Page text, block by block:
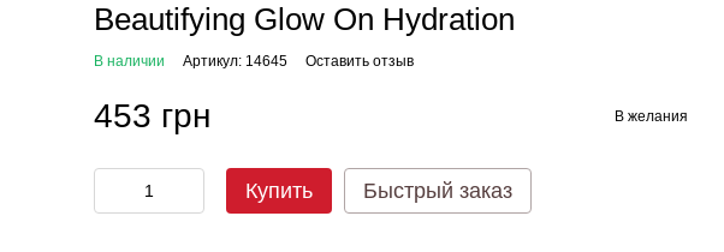
Beautifying Glow On Hydration
В наличии Артикул: 14645 Оставить отзыв
453 грн В желания
Купить Быстрый заказ